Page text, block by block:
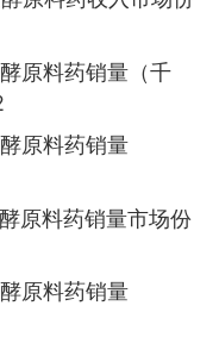
原料药销量（千
原料药销量
原料药销量市场份
原料药销量